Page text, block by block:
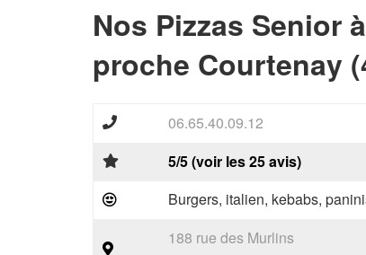
Nos Pizzas Senior
proche Courtenay
06.65.40.09.12
5/5 (voir les 25 avis)
Burgers, italien, kebabs,
188 rue des Murlins